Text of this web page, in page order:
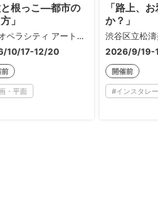
と根っこ―都市の
」
東京オペラシティ アートギャラリー
10/17-12/20
前
・平面
「路上、
か？」
渋谷区立松
2026/9/19-
開催前
#インスタレ